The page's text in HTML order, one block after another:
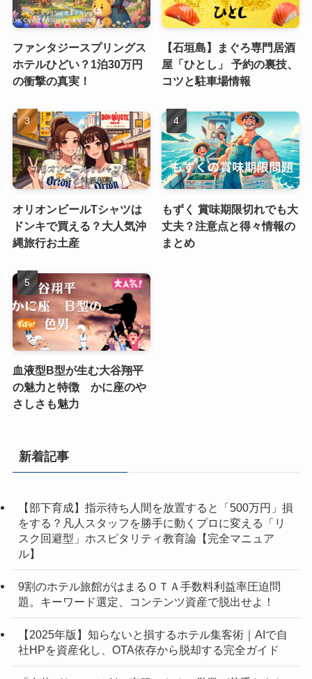
ファンタジースプリングス
ホテルひどい？1泊30万円
の衝撃の真実！
【石垣島】まぐろ専門居酒
屋「ひとし」 予約の裏技、
コツと駐車場情報
オリオンビールTシャツは
ドンキで買える？大人気沖
縄旅行お土産
もずく 賞味期限切れでも大
丈夫？注意点と得々情報の
まとめ
血液型B型が生む大谷翔平
の魅力と特徴 かに座のや
さしさも魅力
新着記事
【部下育成】指示待ち人間を放置すると「500万円」損
をする？凡人スタッフを勝手に動くプロに変える「リ
スク回避型」ホスピタリティ教育論【完全マニュア
ル】
9割のホテル旅館がはまるＯＴＡ手数料利益率圧迫問
題。キーワード選定、コンテンツ資産で脱出せよ！
【2025年版】知らないと損するホテル集客術｜AIで自
社HPを資産化し、OTA依存から脱却する完全ガイド